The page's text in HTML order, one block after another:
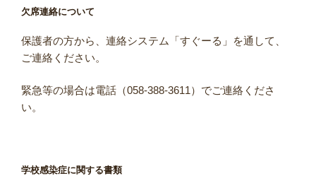
欠席連絡について
保護者の方から、連絡システム「すぐーる」を通して、
ご連絡ください。
緊急等の場合は電話（058-388-3611）でご連絡くださ
い。
学校感染症に関する書類